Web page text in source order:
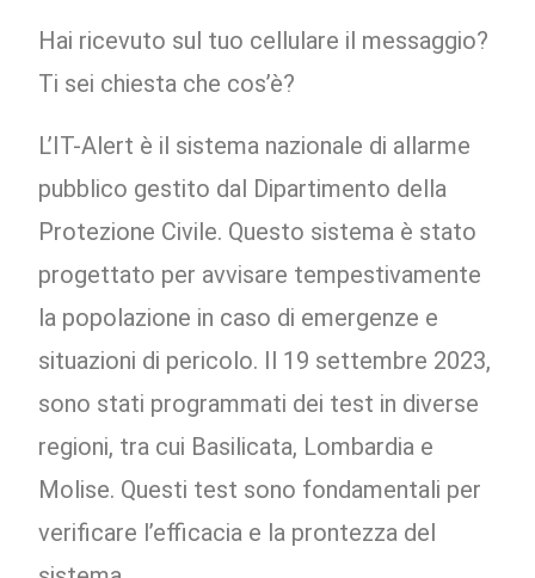
Hai ricevuto sul tuo cellulare il messaggio?
Ti sei chiesta che cos’è?
L’IT-Alert è il sistema nazionale di allarme
pubblico gestito dal Dipartimento della
Protezione Civile. Questo sistema è stato
progettato per avvisare tempestivamente
la popolazione in caso di emergenze e
situazioni di pericolo. Il 19 settembre 2023,
sono stati programmati dei test in diverse
regioni, tra cui Basilicata, Lombardia e
Molise. Questi test sono fondamentali per
verificare l’efficacia e la prontezza del